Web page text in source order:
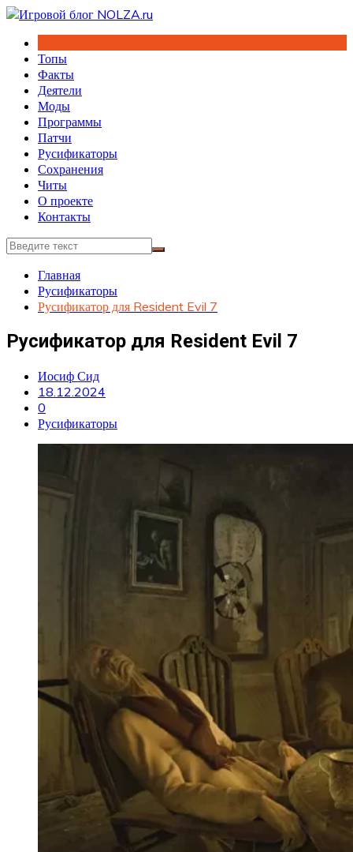
Перейти
содержимому
Топы
Факты
Деятели
Моды
Программы
Патчи
Русификаторы
Сохранения
Читы
О проекте
Контакты
Главная
Русификаторы
Русификатор для Resident Evil 7
Русификатор для Resident Evil 7
Иосиф Сид
18.12.2024
0
Русификаторы